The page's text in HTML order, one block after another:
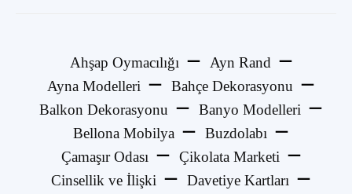
Ahşap Oymacılığı
Ayn Rand
Ayna Modelleri
Bahçe Dekorasyonu
Balkon Dekorasyonu
Banyo Modelleri
Bellona Mobilya
Buzdolabı
Çamaşır Odası
Çikolata Marketi
Cinsellik ve İlişki
Davetiye Kartları